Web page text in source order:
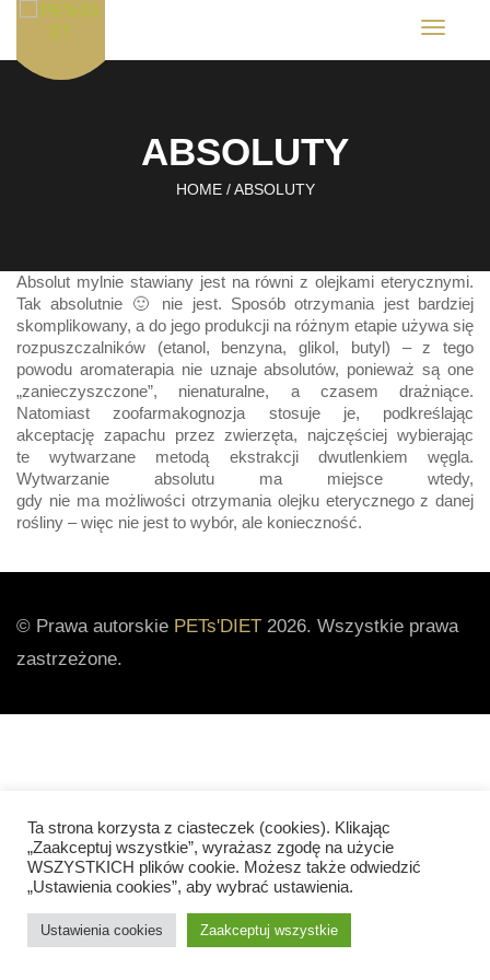
T
g
i
o
n
ABSOLUTY
HOME/ABSOLUTY
Absolut mylnie stawiany jest na równi z olejkami eterycznymi.
Tak absolutnie 🙂 nie jest. Sposób otrzymania jest bardziej
skomplikowany, a do jego produkcji na różnym etapie używa się
rozpuszczalników (etanol, benzyna, glikol, butyl) – z tego
powodu aromaterapia nie uznaje absolutów, ponieważ są one
„zanieczyszczone”, nienaturalne, a czasem drażniące.
Natomiast zoofarmakognozja stosuje je, podkreślając
akceptację zapachu przez zwierzęta, najczęściej wybierając
te wytwarzane metodą ekstrakcji dwutlenkiem węgla.
Wytwarzanie absolutu ma miejsce wtedy,
gdy nie ma możliwości otrzymania olejku eterycznego z danej
rośliny – więc nie jest to wybór, ale konieczność.
© Prawa autorskie PETs'DIET 2026. Wszystkie prawa
zastrzeżone.
Kontakt
Ta strona korzysta z ciasteczek (cookies). Klikając
„Zaakceptuj wszystkie”, wyrażasz zgodę na użycie
WSZYSTKICH plików cookie. Możesz także odwiedzić
„Ustawienia cookies”, aby wybrać ustawienia.
Ustawienia cookies Zaakceptuj wszystkie